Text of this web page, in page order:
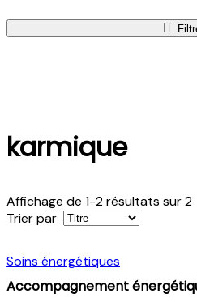
karmique
Affichage de 1-2 résultats sur 2
Trier par
Soins énergétiques
Accompagnement